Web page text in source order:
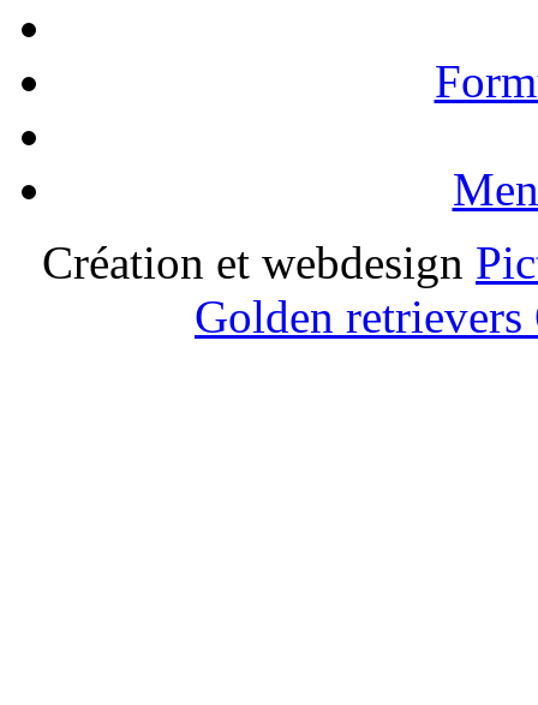
Création et webdesign
Golden